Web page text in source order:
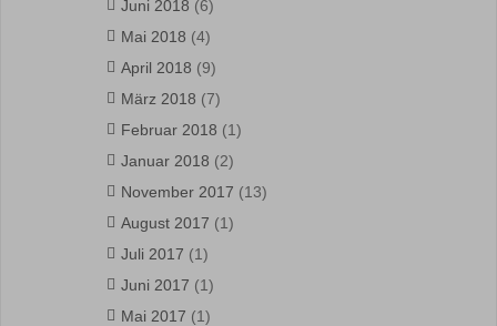
Juni 2018 (6)
Mai 2018 (4)
April 2018 (9)
März 2018 (7)
Februar 2018 (1)
Januar 2018 (2)
November 2017 (13)
August 2017 (1)
Juli 2017 (1)
Juni 2017 (1)
Mai 2017 (1)